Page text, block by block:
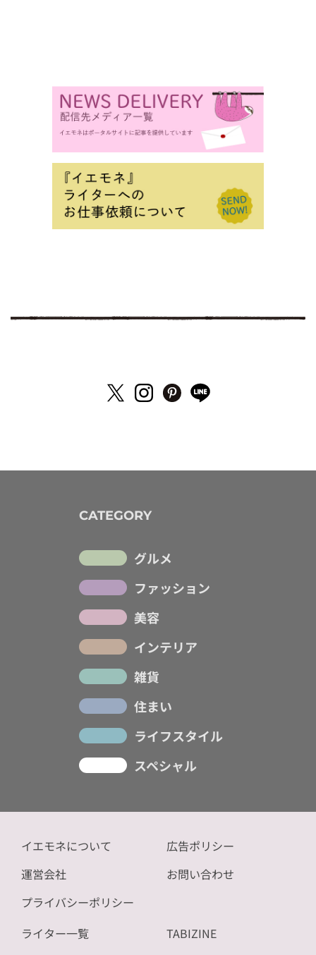
CATEGORY
グルメ
ファッション
美容
インテリア
雑貨
住まい
ライフスタイル
スペシャル
イエモネについて
運営会社
プライバシーポリシー
広告ポリシー
お問い合わせ
ライター一覧
TABIZINE